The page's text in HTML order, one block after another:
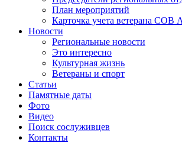
План мероприятий
Карточка учета ветерана CОВ
Новости
Региональные новости
Это интересно
Культурная жизнь
Ветераны и спорт
Статьи
Памятные даты
Фото
Видео
Поиск сослуживцев
Контакты